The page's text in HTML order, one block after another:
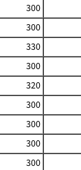
300
300
330
300
320
300
300
300
300